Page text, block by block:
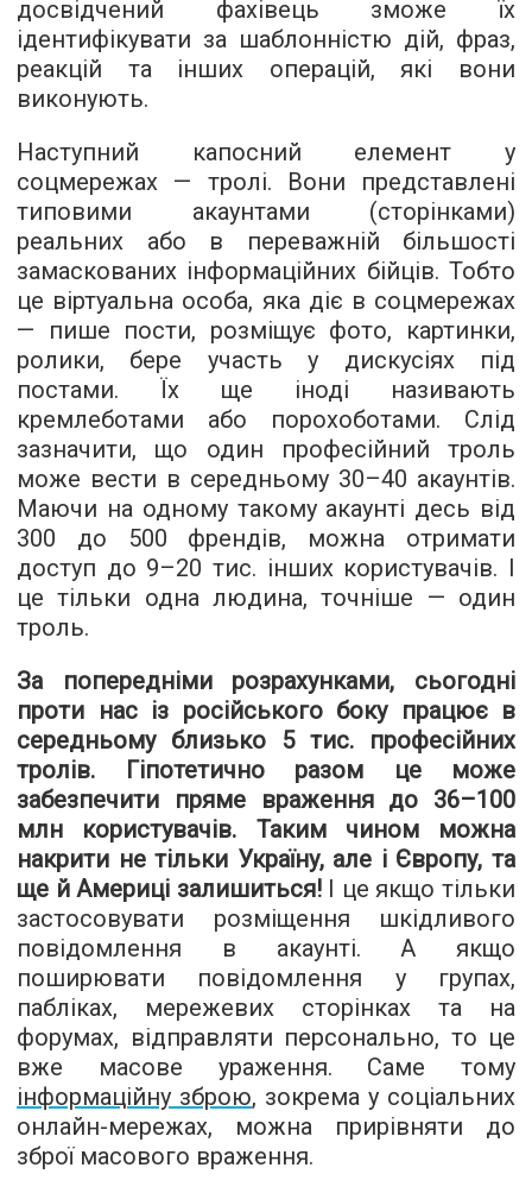
досвідчений фахівець зможе їх
ідентифікувати за шаблонністю дій, фраз,
реакцій та інших операцій, які вони
виконують.
Наступний капосний елемент у
соцмережах — тролі. Вони представлені
типовими акаунтами (сторінками)
реальних або в переважній більшості
замаскованих інформаційних бійців. Тобто
це віртуальна особа, яка діє в соцмережах
— пише пости, розміщує фото, картинки,
ролики, бере участь у дискусіях під
постами. Їх ще іноді називають
кремлеботами або порохоботами. Слід
зазначити, що один професійний троль
може вести в середньому 30–40 акаунтів.
Маючи на одному такому акаунті десь від
300 до 500 френдів, можна отримати
доступ до 9–20 тис. інших користувачів. І
це тільки одна людина, точніше — один
троль.
За попередніми розрахунками, сьогодні
проти нас із російського боку працює в
середньому близько 5 тис. професійних
тролів. Гіпотетично разом це може
забезпечити пряме враження до 36–100
млн користувачів. Таким чином можна
накрити не тільки Україну, але і Європу, та
ще й Америці залишиться!І це якщо тільки
застосовувати розміщення шкідливого
повідомлення в акаунті. А якщо
поширювати повідомлення у групах,
пабліках, мережевих сторінках та на
форумах, відправляти персонально, то це
вже масове ураження. Саме тому
інформаційну зброю, зокрема у соціальних
онлайн-мережах, можна прирівняти до
зброї масового враження.